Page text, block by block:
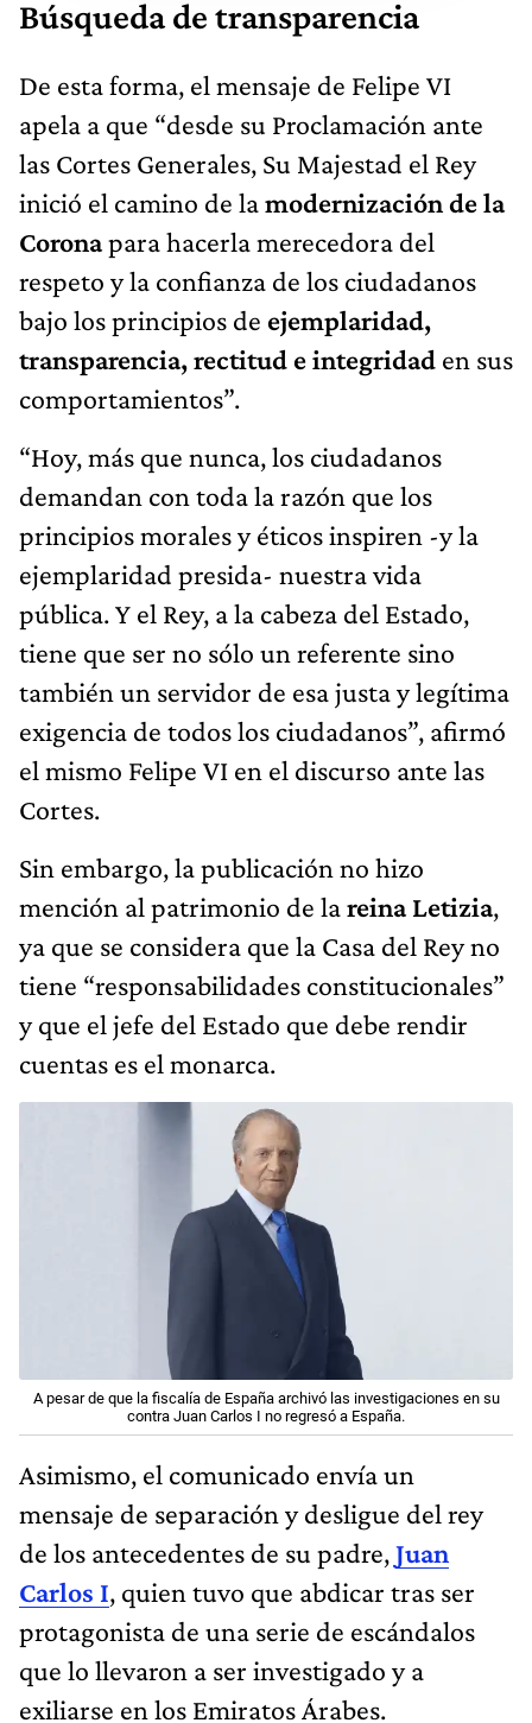
Búsqueda de transparencia
De esta forma, el mensaje de Felipe VI
apela a que “desde su Proclamación ante
las Cortes Generales, Su Majestad el Rey
inició el camino de lamodernización de la
Coronapara hacerla merecedora del
respeto y la confianza de los ciudadanos
bajo los principios de ejemplaridad,
transparencia, rectitud e integridad en sus
comportamientos”.
“Hoy, más que nunca, los ciudadanos
demandan con toda la razón que los
principios morales y éticos inspiren -y la
ejemplaridad presida- nuestra vida
pública. Y el Rey, a la cabeza del Estado,
tiene que ser no sólo un referente sino
también un servidor de esa justa y legítima
exigencia de todos los ciudadanos”, afirmó
el mismo Felipe VI en el discurso ante las
Cortes.
Sin embargo, la publicación no hizo
mención al patrimonio de lareina Letizia,
ya que se considera que la Casa del Rey no
tiene “responsabilidades constitucionales”
y que el jefe del Estado que debe rendir
cuentas es el monarca.
A pesar de que la fiscalía de España archivó las investigaciones en su
contra Juan Carlos I no regresó a España.
Asimismo, el comunicado envía un
mensaje de separación y desligue del rey
de los antecedentes de su padre,Juan
Carlos I, quien tuvo que abdicar tras ser
protagonista de una serie de escándalos
que lo llevaron a ser investigado y a
exiliarse en los Emiratos Árabes.